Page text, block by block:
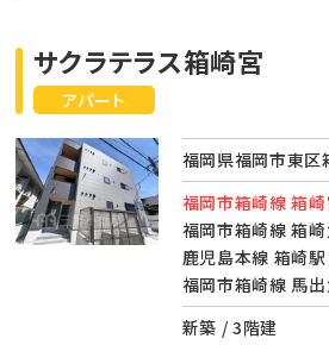
アパート
サクラテラス箱崎宮
福岡県福岡市東区
福岡市箱崎線 箱
福岡市箱崎線 箱
鹿児島本線 箱崎
福岡市箱崎線 馬
新築 / 3階建